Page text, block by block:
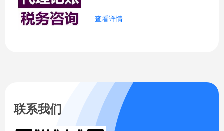
然人投资，财产为投资人个人所有，投资
查看详情
联系我们